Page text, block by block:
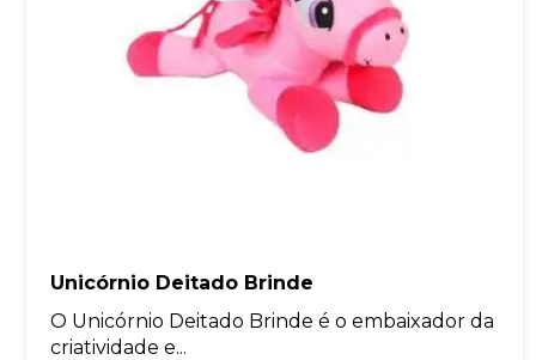
Unicórnio Deitado Brinde
O Unicórnio Deitado Brinde é o embaixador da
criatividade e...